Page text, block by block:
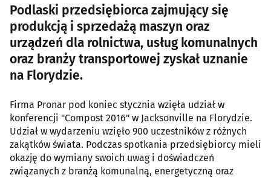
Podlaski przedsiębiorca zajmujący się
produkcją i sprzedażą maszyn oraz
urządzeń dla rolnictwa, usług komunalnych
oraz branży transportowej zyskał uznanie
na Florydzie.
Firma Pronar pod koniec stycznia wzięła udział w
konferencji "Compost 2016" w Jacksonville na Florydzie.
Udział w wydarzeniu wzięło 900 uczestników z różnych
zakątków świata. Podczas spotkania przedsiębiorcy mieli
okazję do wymiany swoich uwag i doświadczeń
związanych z branżą komunalną, energetyczną oraz